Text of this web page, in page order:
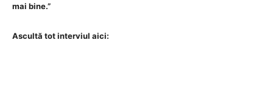
mai bine.”
Ascultă tot interviul aici: